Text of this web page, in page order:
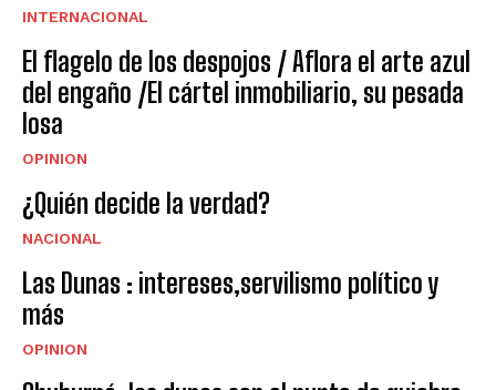
INTERNACIONAL
El flagelo de los despojos / Aflora el arte azul
del engaño /El cártel inmobiliario, su pesada
losa
OPINION
¿Quién decide la verdad?
NACIONAL
Las Dunas : intereses,servilismo político y
más
OPINION